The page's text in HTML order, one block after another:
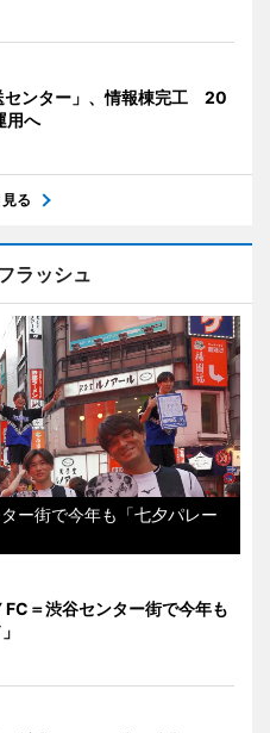
センター」、情報棟完工 20
用へ
る
ラッシュ
ー街で今年も「七夕パレー
＝渋谷センター街で今年も